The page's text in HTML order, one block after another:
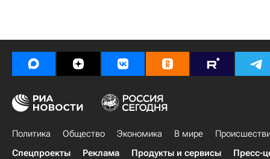
Политика Общество Экономика В мире
Спецпроекты
Реклама Продукты и сервисы Пресс-